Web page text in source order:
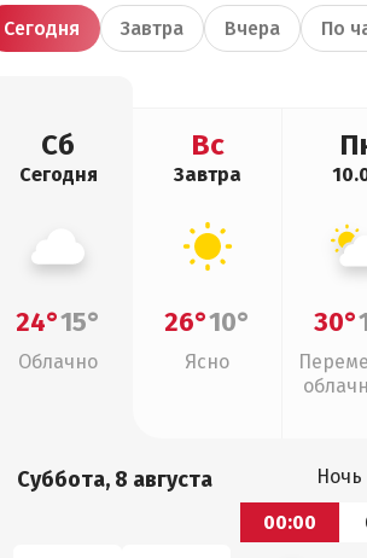
Сегодня Завтра Вчера По
Сб
Сегодня
24°15°
Облачно
Вс
Завтра
26°10°
Ясно
30°
Суббота, 8 августа Ночь
00:00